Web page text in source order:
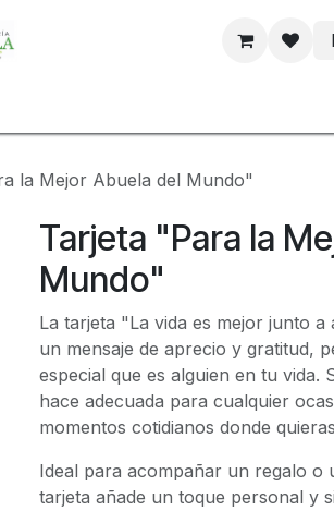
la Mejor Abuela del Mundo"
Tarjeta "Para la
Mundo"
La tarjeta "La vida es mejor junto
un mensaje de aprecio y gratitud,
especial que es alguien en tu vida.
hace adecuada para cualquier
momentos cotidianos donde
Ideal para acompañar un regalo o
tarjeta añade un toque personal y